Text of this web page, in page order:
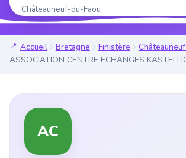
Châteauneuf-du-Faou
Accueil Bretagne Finistère
ASSOCIATION CENTRE ECHANGES
AC